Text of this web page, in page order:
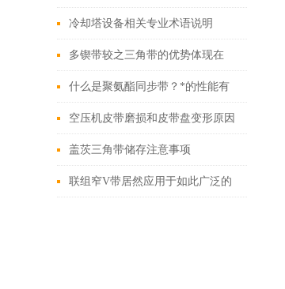
的详细方法
冷却塔设备相关专业术语说明
多锲带较之三角带的优势体现在
哪？
什么是聚氨酯同步带？*的性能有
哪些？
空压机皮带磨损和皮带盘变形原因
盖茨三角带储存注意事项
联组窄V带居然应用于如此广泛的